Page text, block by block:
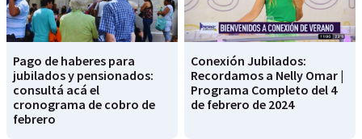
Pago de haberes para
jubilados y pensionados:
consultá acá el
cronograma de cobro de
febrero
Conexión Jubilados:
Recordamos a Nelly Omar |
Programa Completo del 4
de febrero de 2024